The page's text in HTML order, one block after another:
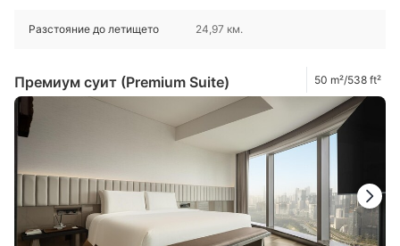
Разстояние до летището 24,97 км.
Премиум суит (Premium Suite) 50 m²/538 ft²